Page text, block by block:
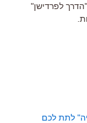
לפרדישן"
לתת לכם